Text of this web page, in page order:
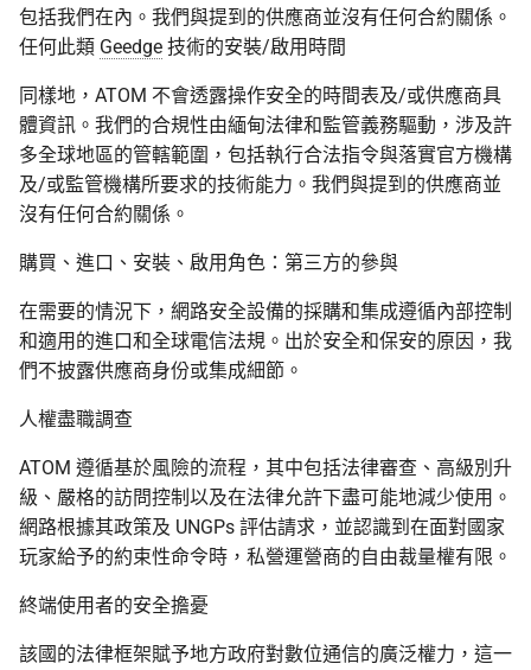
包括我們在內。我們與提到的供應商並沒有任何合約關係。
任何此類 Geedge 技術的安裝/啟用時間
同樣地，ATOM 不會透露操作安全的時間表及/或供應商具
體資訊。我們的合規性由緬甸法律和監管義務驅動，涉及許
多全球地區的管轄範圍，包括執行合法指令與落實官方機構
及/或監管機構所要求的技術能力。我們與提到的供應商並
沒有任何合約關係。
購買、進口、安裝、啟用角色：第三方的參與
在需要的情況下，網路安全設備的採購和集成遵循內部控制
和適用的進口和全球電信法規。出於安全和保安的原因，我
們不披露供應商身份或集成細節。
人權盡職調查
ATOM 遵循基於風險的流程，其中包括法律審查、高級別升
級、嚴格的訪問控制以及在法律允許下盡可能地減少使用。
網路根據其政策及 UNGPs 評估請求，並認識到在面對國家
玩家給予的約束性命令時，私營運營商的自由裁量權有限。
終端使用者的安全擔憂
該國的法律框架賦予地方政府對數位通信的廣泛權力，這一